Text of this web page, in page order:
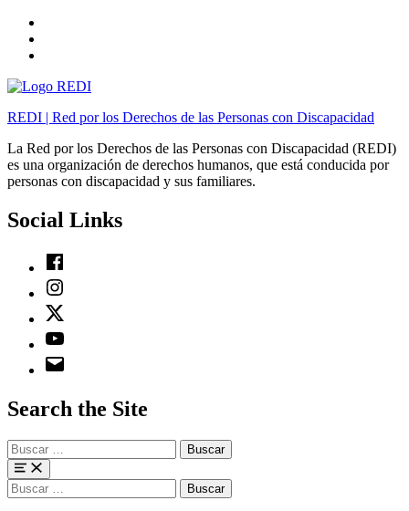
content
footer
REDI | Red por los Derechos de las Personas con Discapacidad
La Red por los Derechos de las Personas con Discapacidad (REDI)
es una organización de derechos humanos, que está conducida por
personas con discapacidad y sus familiares.
Social Links
Facebook
Instagram
Twitter
Youtube
Email
Search the Site
Buscar
para:
Menu
Buscar
para: